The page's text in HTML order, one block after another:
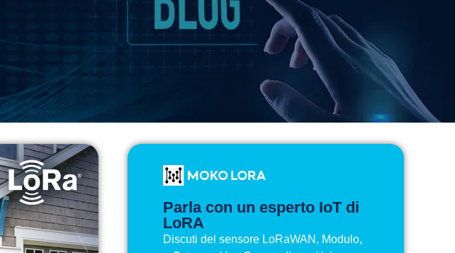
Parla con un esperto IoT di
LoRA
Discuti del sensore LoRaWAN, Modulo,